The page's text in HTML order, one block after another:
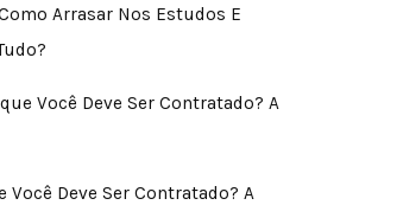
Arrasar Nos Estudos E
Você Deve Ser Contratado? A
Você Deve Ser Contratado? A